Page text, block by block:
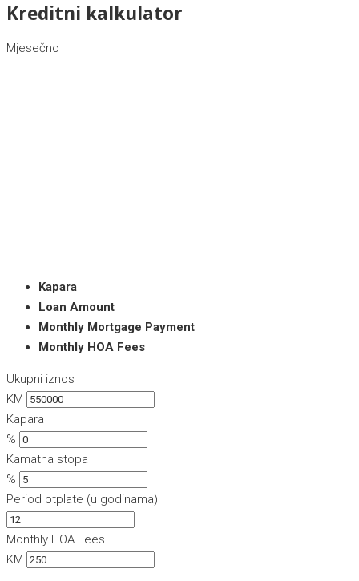
Kreditni kalkulator
Mjesečno
Kapara
Loan Amount
Monthly Mortgage Payment
Monthly HOA Fees
Ukupni iznos
KM
Kapara
%
Kamatna stopa
%
Period otplate (u godinama)
Monthly HOA Fees
KM